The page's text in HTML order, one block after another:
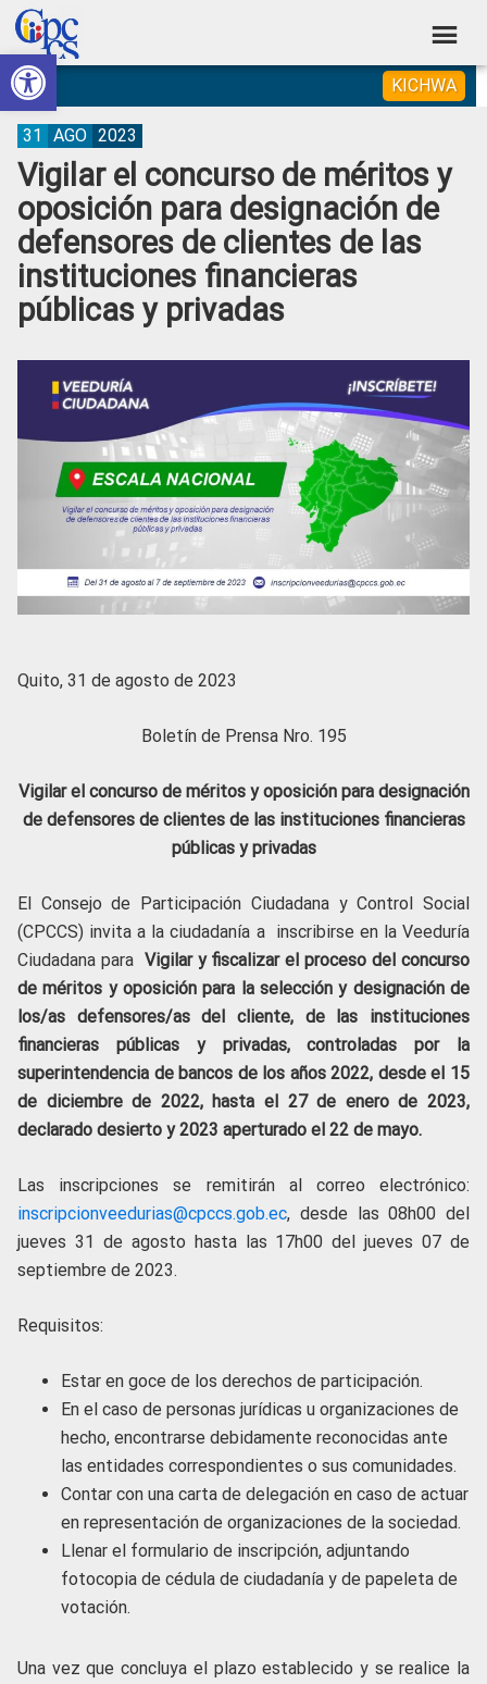
Abrir barra de herramientas
Skip
to
primary
navigation
Skip
to
main
content
Skip
to
primary
sidebar
Skip
to
footer
Consejo
de
Participación
Ciudadana
Control
Social
Construyendo
Poder
Ciudadano
KICHWA
Vigilar el concurso de méritos y
oposición para designación de
defensores de clientes de las
instituciones financieras
públicas y privadas
31 AGO 2023
Quito, 31 de agosto de 2023
Boletín de Prensa Nro. 195
Vigilar el concurso de méritos y oposición para designación
de defensores de clientes de las instituciones financieras
públicas y privadas
El Consejo de Participación Ciudadana y Control Social
(CPCCS) invita a la ciudadanía a inscribirse en la Veeduría
Ciudadana para Vigilar y fiscalizar el proceso del concurso
de méritos y oposición para la selección y designación de
los/as defensores/as del cliente, de las instituciones
financieras públicas y privadas, controladas por la
superintendencia de bancos de los años 2022, desde el 15
de diciembre de 2022, hasta el 27 de enero de 2023,
declarado desierto y 2023 aperturado el 22 de mayo.
Las inscripciones se remitirán al correo electrónico:
inscripcionveedurias@cpccs.gob.ec, desde las 08h00 del
jueves 31 de agosto hasta las 17h00 del jueves 07 de
septiembre de 2023.
Requisitos:
Estar en goce de los derechos de participación.
En el caso de personas jurídicas u organizaciones de
hecho, encontrarse debidamente reconocidas ante
las entidades correspondientes o sus comunidades.
Contar con una carta de delegación en caso de actuar
en representación de organizaciones de la sociedad.
Llenar el formulario de inscripción, adjuntando
fotocopia de cédula de ciudadanía y de papeleta de
votación.
Una vez que concluya el plazo establecido y se realice la